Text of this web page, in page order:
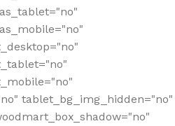
tablet_bg_img_hidden="no"